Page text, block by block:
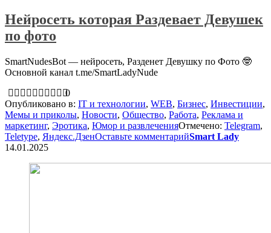
Нейросеть которая Раздевает Девушек
по фото
SmartNudesBot — нейросеть, Разденет Девушку по Фото 🤓
Основной канал t.me/SmartLadyNude
0
Опубликовано в: IT и технологии, WEB, Бизнес, Инвестиции,
Мемы и приколы, Новости, Общество, Работа, Реклама и
маркетинг, Эротика, Юмор и развлеченияОтмечено: Telegram,
Teletype, Яндекс.ДзенОставьте комментарийSmart Lady
14.01.2025